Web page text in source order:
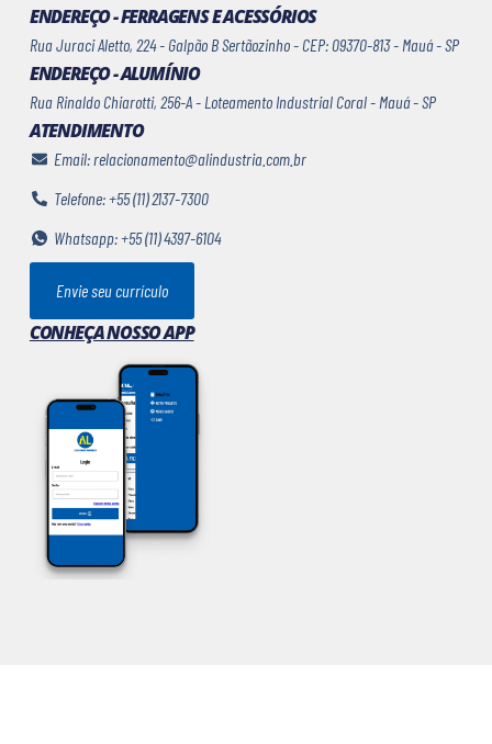
ENDEREÇO - FERRAGENS E ACESSÓRIOS
Rua Juraci Aletto, 224 - Galpão B Sertãozinho - CEP: 09370-813 - Mauá - SP
ENDEREÇO - ALUMÍNIO
Rua Rinaldo Chiarotti, 256-A - Loteamento Industrial Coral - Mauá - SP
ATENDIMENTO
Email: relacionamento@alindustria.com.br
Telefone: +55 (11) 2137-7300
Whatsapp: +55 (11) 4397-6104
Envie seu currículo
CONHEÇA NOSSO APP